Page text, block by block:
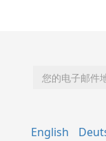
English